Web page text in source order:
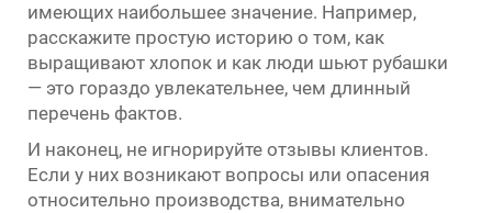
имеющих наибольшее значение. Например,
расскажите простую историю о том, как
выращивают хлопок и как люди шьют рубашки
— это гораздо увлекательнее, чем длинный
перечень фактов.
И наконец, не игнорируйте отзывы клиентов.
Если у них возникают вопросы или опасения
относительно производства, внимательно